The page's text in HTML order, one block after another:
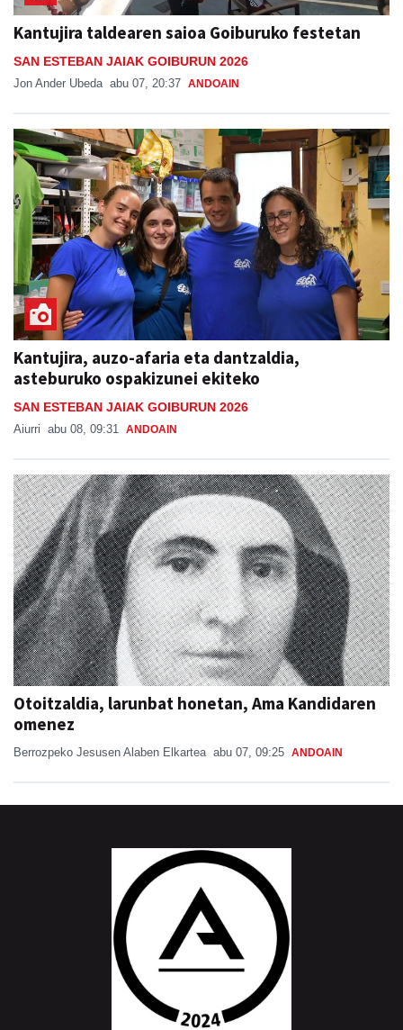
Kantujira taldearen saioa Goiburuko festetan
SAN ESTEBAN JAIAK GOIBURUN 2026
Jon Ander Ubeda abu 07, 20:37 ANDOAIN
Kantujira, auzo-afaria eta dantzaldia,
asteburuko ospakizunei ekiteko
SAN ESTEBAN JAIAK GOIBURUN 2026
Aiurri abu 08, 09:31 ANDOAIN
Otoitzaldia, larunbat honetan, Ama Kandidaren
omenez
Berrozpeko Jesusen Alaben Elkartea abu 07, 09:25 ANDOAIN